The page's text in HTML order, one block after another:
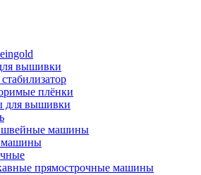
вышивки
плёнки
для вышивки
машины
прямострочные машины